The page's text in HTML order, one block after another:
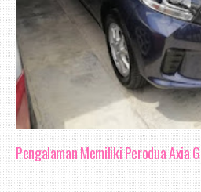
Pengalaman Memiliki Perodua Axia G